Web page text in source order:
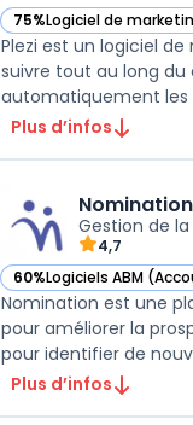
75%Logiciel de
— voir Plezi dans cette
Plezi est un logiciel
suivre tout au long du
automatiquement les
Plus d’infos
Nomination
Gestion de
4,7
60%Logiciels ABM
— voir Nomination
Nomination est une
pour améliorer la
pour identifier de
Plus d’infos